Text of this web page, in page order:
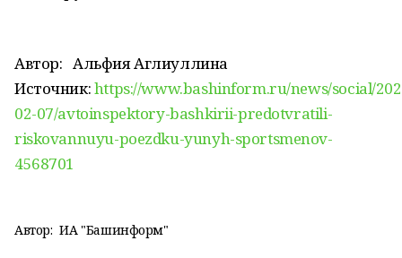
Автор: Альфия Аглиуллина
Источник:https://www.bashinform.ru/news/social/
02-07/avtoinspektory-bashkirii-predotvratili-
riskovannuyu-poezdku-yunyh-sportsmenov-
4568701
Автор: ИА "Башинформ"